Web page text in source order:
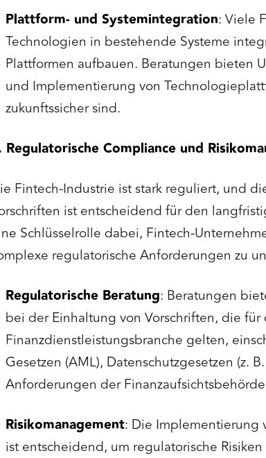
Plattform- und Systemintegration: Viele
Technologien in bestehende Systeme
Plattformen aufbauen. Beratungen bieten
und Implementierung von
zukunftssicher sind.
Regulatorische Compliance und
Fintech-Industrie ist stark reguliert, und
ist entscheidend für den
Schlüsselrolle dabei, Fintech-
regulatorische Anforderungen zu
Regulatorische Beratung: Beratungen
bei der Einhaltung von Vorschriften, die für
Finanzdienstleistungsbranche gelten,
Gesetzen (AML), Datenschutzgesetzen (z.
Anforderungen der
Risikomanagement: Die Implementierung
ist entscheidend, um regulatorische